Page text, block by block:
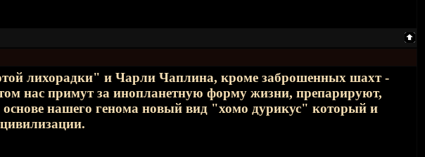
лихорадки" и Чарли Чаплина, кроме заброшенных шахт -
нас примут за инопланетную форму жизни, препарируют,
нашего генома новый вид "хомо дурикус" который и